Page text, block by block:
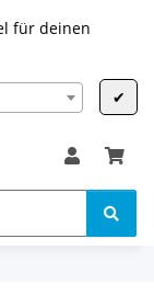
für deinen
✔